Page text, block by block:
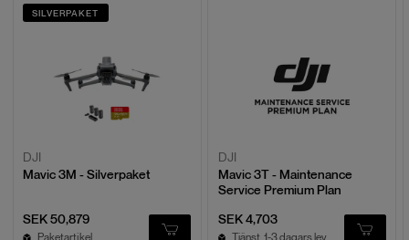
Karl-Erik C.
Imponerande drönare. Härligt enkel och
Imponerande drönare. Härligt enkel och smidig. Kom
med en kanonbra hard case väska.
SILVERPAKET
DJI
Mavic 3M - Silverpaket
SEK 50,879
Paketartikel
DJI
Mavic 3T - Maintenance
Service Premium Plan
SEK 4,703
Tjänst. 1-3 dagars lev.